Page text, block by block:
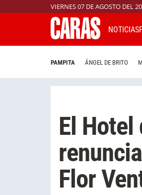
VIERNES 07 DE AGOSTO DEL
NOTICIAS
PAMPITA ÁNGEL DE BRITO
El Hotel
Flor